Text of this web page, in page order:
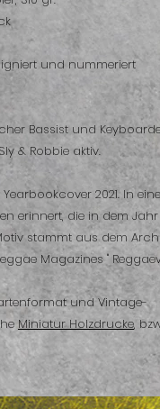
und nummeriert
Bassist und
& Robbie aktiv.
2021. In
erinnert, die in dem Jahr
stammt aus dem
Magazines "
und Vintage-
Miniatur Holzdrucke,